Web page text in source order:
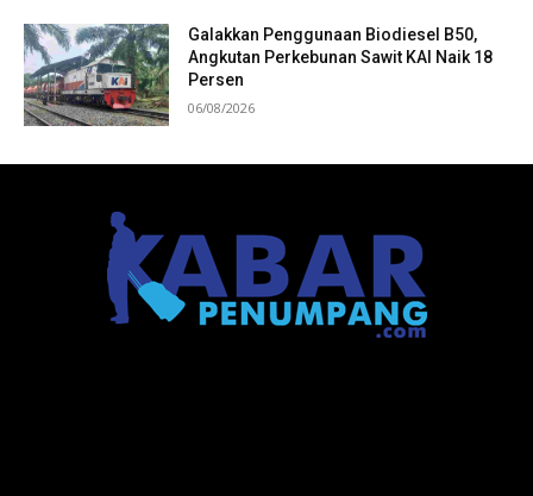
Galakkan Penggunaan Biodiesel B50,
Angkutan Perkebunan Sawit KAI Naik 18
Persen
06/08/2026